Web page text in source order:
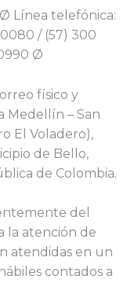
Ø Línea telefónica:
/ (57) 300
Ø
físico y
Medellín – San
El Voladero),
de Bello,
de Colombia.
del
la atención de
atendidas en un
contados a